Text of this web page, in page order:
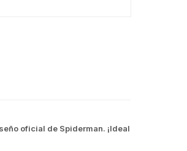
oficial de Spiderman. ¡Ideal